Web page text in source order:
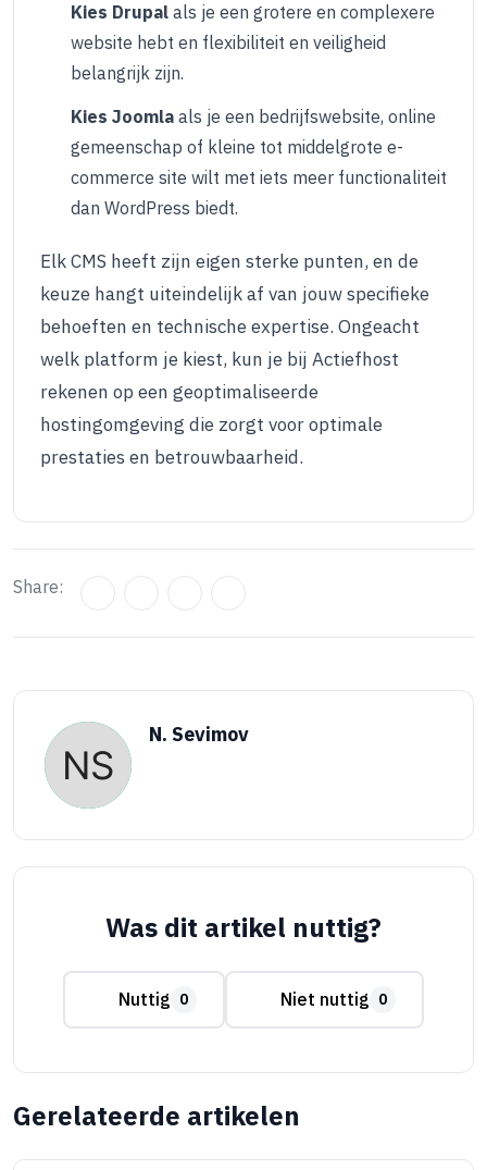
Kies Drupal als je een grotere en complexere
website hebt en flexibiliteit en veiligheid
belangrijk zijn.
Kies Joomla als je een bedrijfswebsite, online
gemeenschap of kleine tot middelgrote e-
commerce site wilt met iets meer functionaliteit
dan WordPress biedt.
Elk CMS heeft zijn eigen sterke punten, en de
keuze hangt uiteindelijk af van jouw specifieke
behoeften en technische expertise. Ongeacht
welk platform je kiest, kun je bij Actiefhost
rekenen op een geoptimaliseerde
hostingomgeving die zorgt voor optimale
prestaties en betrouwbaarheid.
Share:
N. Sevimov
Was dit artikel nuttig?
Nuttig 0 Niet nuttig 0
Gerelateerde artikelen